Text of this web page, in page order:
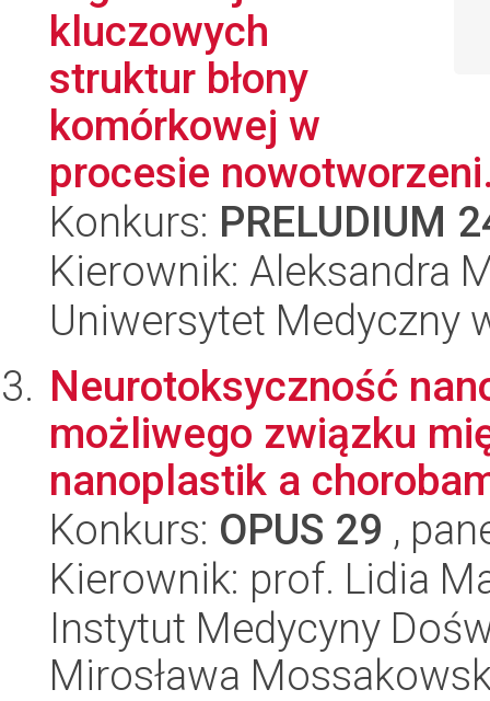
kluczowych
struktur błony
komórkowej w
procesie
Konkurs: PRELUDIUM
Kierownik: Aleksandra
Uniwersytet Medyczny
Neurotoksyczność
możliwego związku
nanoplastik a
Konkurs: OPUS 29 ,
Kierownik: prof. Lidia
Instytut Medycyny
Mirosława